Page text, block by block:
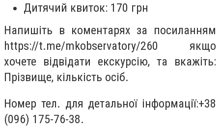
Дитячий квиток: 170 грн
Напишіть в коментарях за посиланням
https://t.me/mkobservatory/260 якщо
хочете відвідати екскурсію, та вкажіть:
Прізвище, кількість осіб.
Номер тел. для детальної інформації:+38
(096) 175-76-38.